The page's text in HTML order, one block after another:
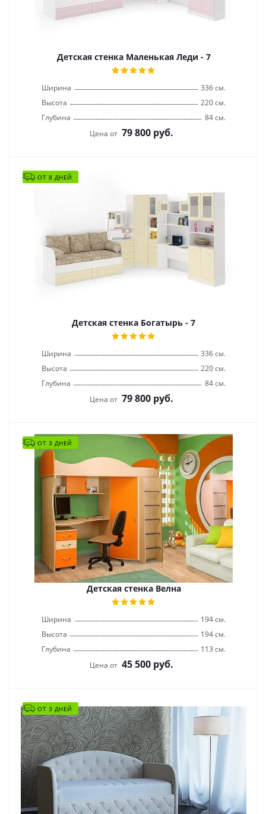
Детская стенка Маленькая Леди - 7
Ширина
336 см.
Высота
220 см.
Глубина
84 см.
Цена от 79 800 руб.
ОТ 8 ДНЕЙ
Детская стенка Богатырь - 7
Ширина
336 см.
Высота
220 см.
Глубина
84 см.
Цена от 79 800 руб.
ОТ 3 ДНЕЙ
Детская стенка Велна
Ширина
194 см.
Высота
194 см.
Глубина
113 см.
Цена от 45 500 руб.
ОТ 3 ДНЕЙ